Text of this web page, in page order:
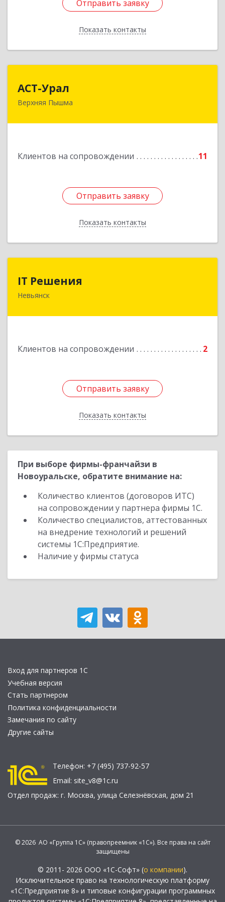
Отправить заявку
Показать контакты
Отправить заявку
Назад
АСТ-Урал
Верхняя Пышма
Клиентов на сопровождении 11
Отправить заявку
Показать контакты
624090, Свердловская обл, Верхняя Пышма г,
Отправить заявку
Назад
IT Решения
Невьянск
Клиентов на сопровождении 2
Отправить заявку
Показать контакты
Отправить заявку
Назад
При выборе фирмы-франчайзи в
Новоуральске, обратите внимание на:
Количество клиентов (договоров ИТС)
на сопровождении у партнера фирмы 1С.
Количество специалистов, аттестованных
на внедрение технологий и решений
системы 1С:Предприятие.
Наличие у фирмы статуса
Вход для партнеров 1С
Учебная версия
Стать партнером
Политика конфиденциальности
Замечания по сайту
Другие сайты
Телефон: +7 (495) 737-92-57
Email: site_v8@1c.ru
Отдел продаж: г. Москва, улица Селезнёвская, дом 21
© 2026 АО «Группа 1С» (правопреемник «1С»). Все права на сайт
защищены
© 2011- 2026 ООО «1С-Софт» (о компании).
Исключительное право на технологическую платформу
«1С:Предприятие 8» и типовые конфигурации программных